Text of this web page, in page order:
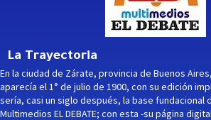
La Trayectoria
En la ciudad de Zárate, provincia de Buenos
aparecía el 1° de julio de 1900, con su edición
sería, casi un siglo después, la base fundacional
Multimedios EL DEBATE; con esta -su página